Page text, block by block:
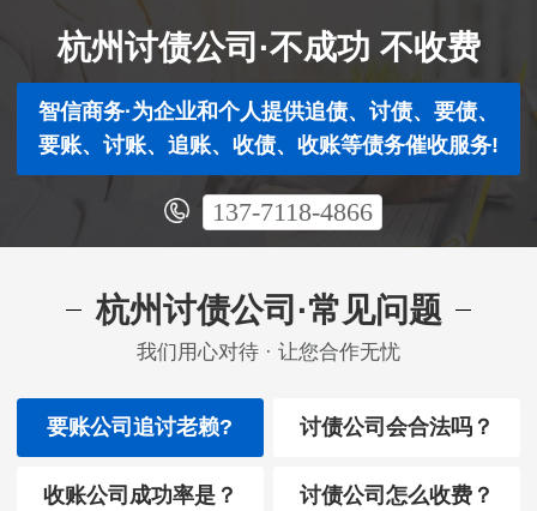
杭州讨债公司·不成功 不收费
智信商务·为企业和个人提供追债、讨债、要债、
要账、讨账、追账、收债、收账等债务催收服务!
137-7118-4866
杭州讨债公司·常见问题
我们用心对待 · 让您合作无忧
要账公司追讨老赖? 讨债公司会合法吗？
收账公司成功率是？ 讨债公司怎么收费？